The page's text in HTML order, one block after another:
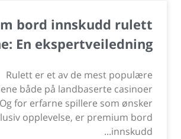
bord innskudd rulett
En ekspertveiledning
Rulett er et av de mest populære
både på landbaserte casinoer
for erfarne spillere som ønsker
opplevelse, er premium bord
innskudd...